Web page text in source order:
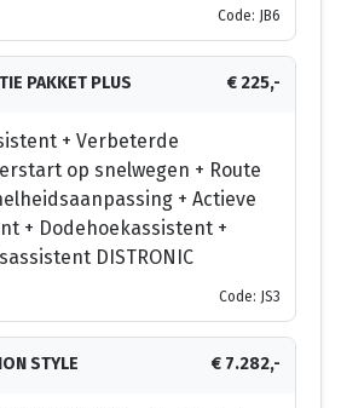
Code: JB6
PAKKET PLUS € 225,-
+ Verbeterde
op snelwegen + Route
+ Actieve
+ Dodehoekassistent +
DISTRONIC
Code: JS3
STYLE € 7.282,-